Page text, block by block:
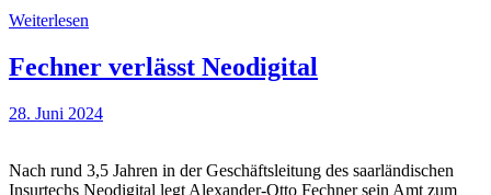
Weiterlesen
Fechner verlässt Neodigital
28. Juni 2024
Nach rund 3,5 Jahren in der Geschäftsleitung des saarländischen
Insurtechs Neodigital legt Alexander-Otto Fechner sein Amt zum